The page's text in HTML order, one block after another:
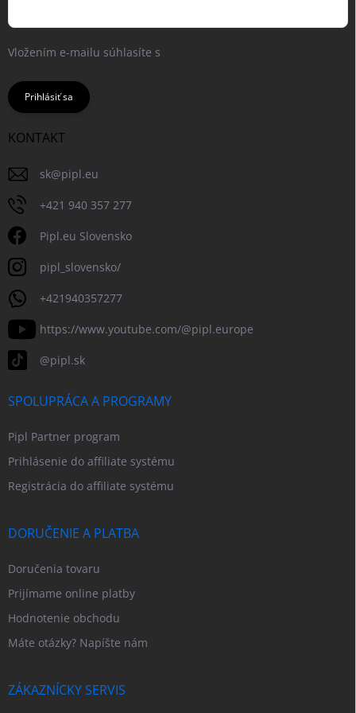
Vložením e-mailu súhlasíte s
Prihlásiť sa
KONTAKT
sk@pipl.eu
+421 940 357 277
Pipl.eu Slovensko
pipl_slovensko/
+421940357277
https://www.youtube.com/@pipl.europe
@pipl.sk
SPOLUPRÁCA A PROGRAMY
Pipl Partner program
Prihlásenie do affiliate systému
Registrácia do affiliate systému
DORUČENIE A PLATBA
Doručenia tovaru
Prijímame online platby
Hodnotenie obchodu
Máte otázky? Napíšte nám
ZÁKAZNÍCKY SERVIS